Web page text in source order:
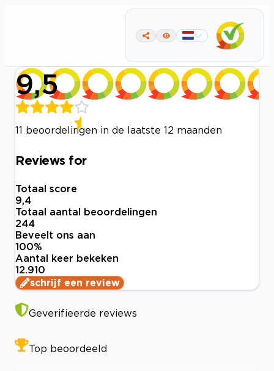
9,5
11 beoordelingen in de laatste 12 maanden
Reviews for
Totaal score
9,4
Totaal aantal beoordelingen
244
Beveelt ons aan
100%
Aantal keer bekeken
12.910
schrijf een review
Geverifieerde reviews
Top beoordeeld